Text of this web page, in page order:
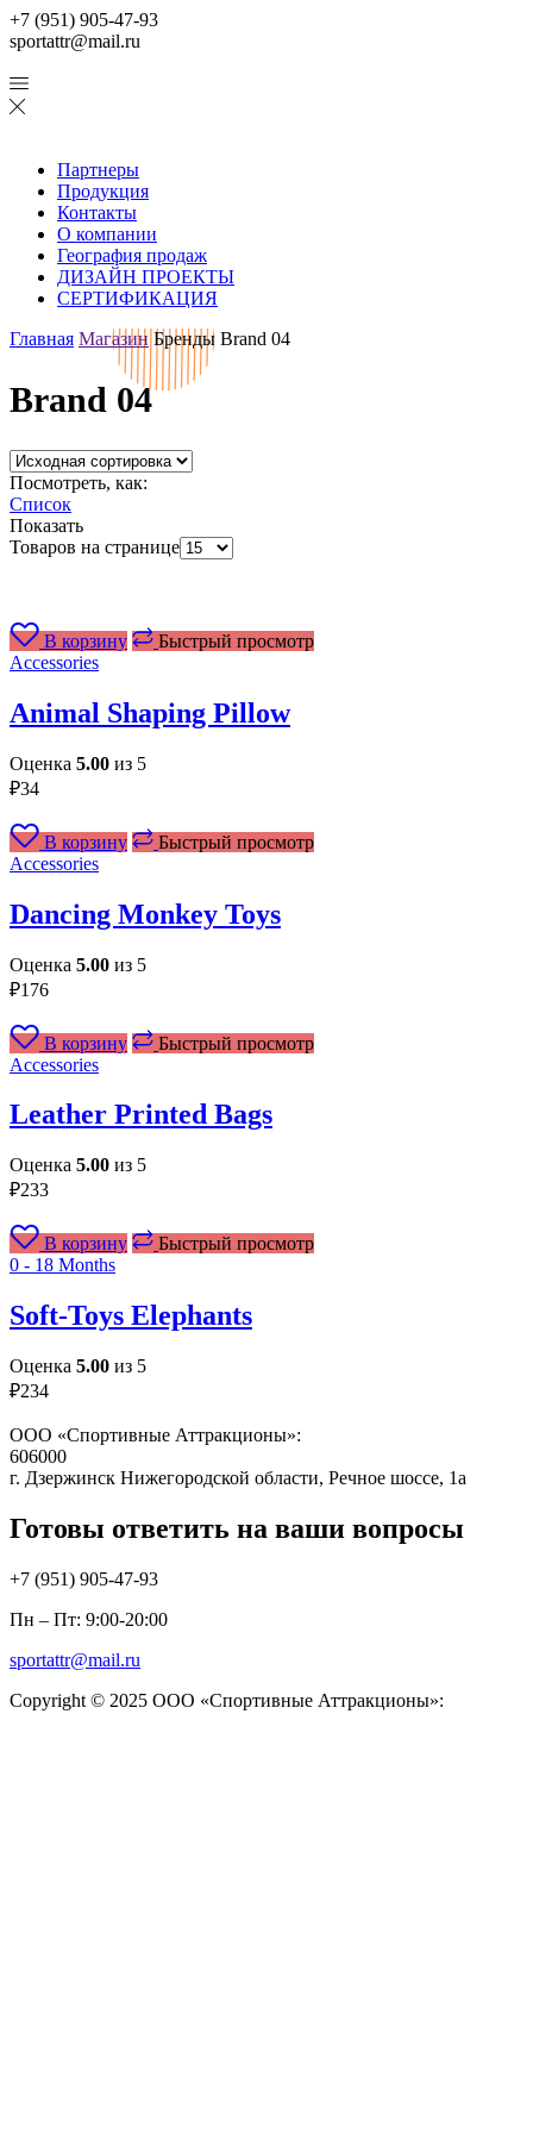
+7 (951) 905-47-93
sportattr@mail.ru
Партнеры
Продукция
Контакты
О компании
География продаж
ДИЗАЙН ПРОЕКТЫ
СЕРТИФИКАЦИЯ
Главная Магазин Бренды Brand 04
Brand 04
Посмотреть, как:
Список
Показать
Товаров на странице
В корзину
Быстрый просмотр
Accessories
Animal Shaping Pillow
Оценка 5.00 из 5
₽34
В корзину
Быстрый просмотр
Accessories
Dancing Monkey Toys
Оценка 5.00 из 5
₽176
В корзину
Быстрый просмотр
Accessories
Leather Printed Bags
Оценка 5.00 из 5
₽233
В корзину
Быстрый просмотр
0 - 18 Months
Soft-Toys Elephants
Оценка 5.00 из 5
₽234
ООО «Спортивные Аттракционы»:
606000
г. Дзержинск Нижегородской области, Речное шоссе, 1а
Готовы ответить на ваши вопросы
+7 (951) 905-47-93
Пн – Пт: 9:00-20:00
sportattr@mail.ru
Copyright © 2025 ООО «Спортивные Аттракционы»: